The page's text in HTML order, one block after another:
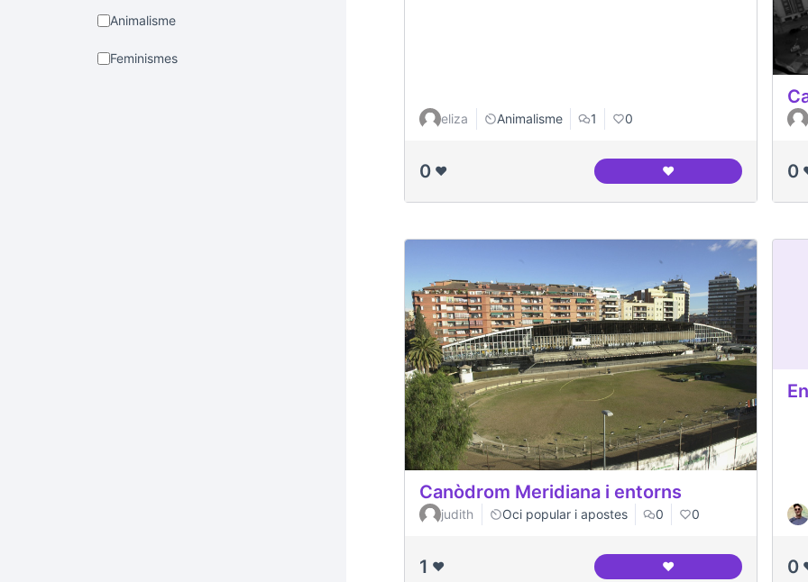
Animalisme
Feminismes
eliza Animalisme 1 0
0 ❤️ ❤️Canodrom Meridiana
0
Canòdrom Meridiana i entorns
judith Oci popular i apostes 0 0
1 ❤️ ❤️Canòdrom Meridiana i
0